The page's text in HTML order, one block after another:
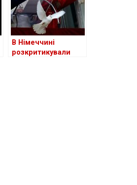
В Німеччині
розкритикували